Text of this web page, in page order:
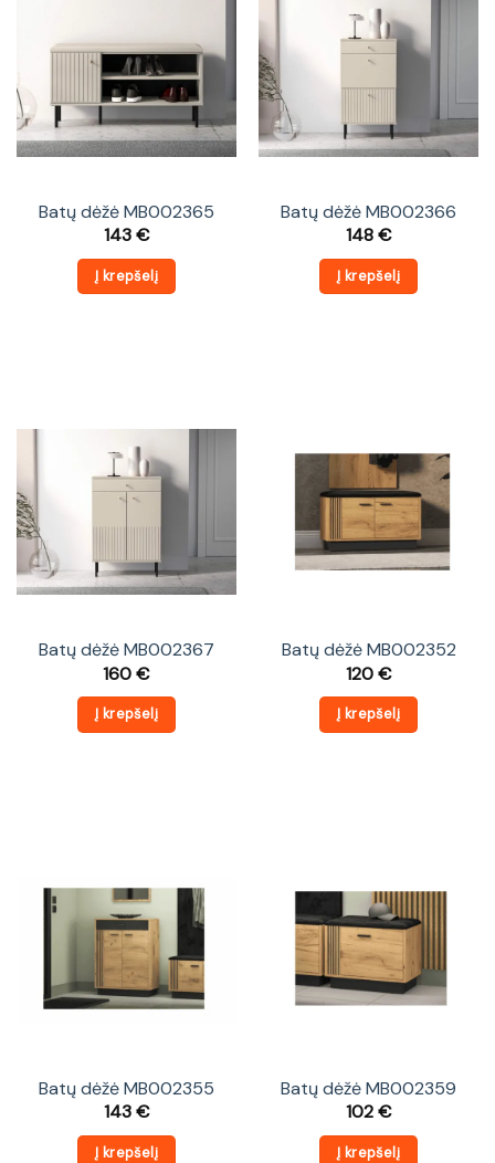
Batų dėžė MB002365
143€
Į krepšelį
Batų dėžė MB002366
148€
Į krepšelį
Batų dėžė MB002367
160€
Į krepšelį
Batų dėžė MB002352
120€
Į krepšelį
Batų dėžė MB002355
143€
Į krepšelį
Batų dėžė MB002359
102€
Į krepšelį